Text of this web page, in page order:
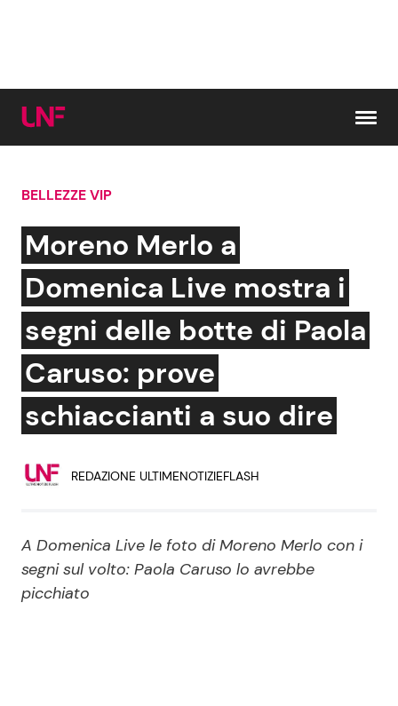
Cerca:
News e Cronaca
Attualità Italiana
Dal Mondo
Economia
Persone Scomparse
Gossip e TV
Bellezze VIP
Fiction e Serie TV
Soap Opera
BELLEZZE VIP
Moreno Merlo a
Domenica Live mostra i
segni delle botte di Paola
Caruso: prove
schiaccianti a suo dire
REDAZIONE ULTIMENOTIZIEFLASH
A Domenica Live le foto di Moreno Merlo con i
segni sul volto: Paola Caruso lo avrebbe
picchiato